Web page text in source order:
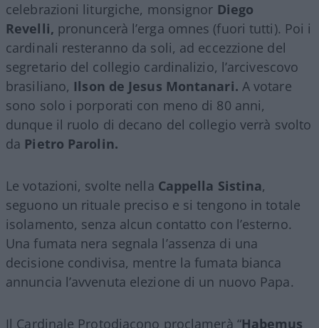
celebrazioni liturgiche, monsignor Diego
Revelli, pronuncerà l’erga omnes (fuori tutti). Poi i
cardinali resteranno da soli, ad eccezzione del
segretario del collegio cardinalizio, l’arcivescovo
brasiliano, Ilson de Jesus Montanari. A votare
sono solo i porporati con meno di 80 anni,
dunque il ruolo di decano del collegio verrà svolto
da Pietro Parolin.
Le votazioni, svolte nella Cappella Sistina,
seguono un rituale preciso e si tengono in totale
isolamento, senza alcun contatto con l’esterno.
Una fumata nera segnala l’assenza di una
decisione condivisa, mentre la fumata bianca
annuncia l’avvenuta elezione di un nuovo Papa.
Il Cardinale Protodiacono proclamerà “Habemus